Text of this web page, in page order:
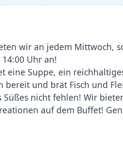
wir an jedem Mittwoch,
Uhr an!
eine Suppe, ein
bereit und brät Fisch und
nicht fehlen! Wir
auf dem Buffet!